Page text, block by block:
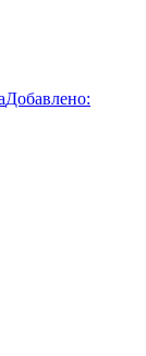
Добавлено: